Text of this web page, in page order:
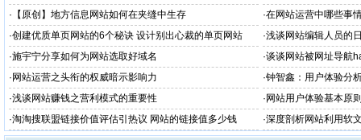
· 【原创】地方信息网站如何在夹缝中生存 ·在网站运营中哪些事
·创建优质单页网站的6个秘诀 设计别出心裁的单页网站 ·浅谈网站编辑人员的
·施宇宁分享如何为网站选取好域名 ·谈谈网站被网址导航
· 网站运营之头衔的权威暗示影响力 ·钟智鑫：用户体验分
·浅谈网站赚钱之营利模式的重要性 · 网站用户体验基本原
·淘淘搜联盟链接价值评估引热议 网站的链接值多少钱 ·深度剖析网站利用软